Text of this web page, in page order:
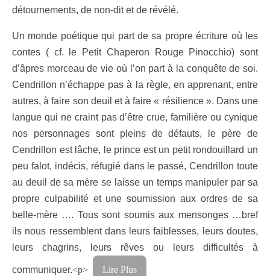
détournements, de non-dit et de révélé.
Un monde poétique qui part de sa propre écriture où les
contes ( cf. le Petit Chaperon Rouge Pinocchio) sont
d’âpres morceau de vie où l’on part à la conquête de soi.
Cendrillon n’échappe pas à la règle, en apprenant, entre
autres, à faire son deuil et à faire « résilience ». Dans une
langue qui ne craint pas d’être crue, familière ou cynique
nos personnages sont pleins de défauts, le père de
Cendrillon est lâche, le prince est un petit rondouillard un
peu falot, indécis, réfugié dans le passé, Cendrillon toute
au deuil de sa mère se laisse un temps manipuler par sa
propre culpabilité et une soumission aux ordres de sa
belle-mère …. Tous sont soumis aux mensonges …bref
ils nous ressemblent dans leurs faiblesses, leurs doutes,
leurs chagrins, leurs rêves ou leurs difficultés à
communiquer.<p> Lire Plus